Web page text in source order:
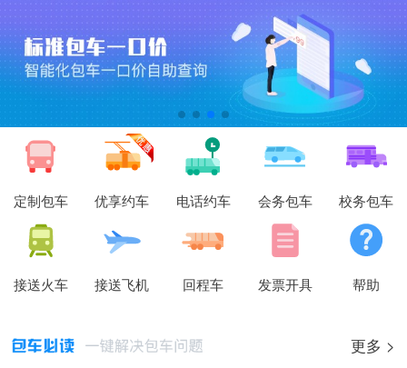
定制包车 优享约车 电话约车 会务包车 校务包车
接送火车 接送飞机 回程车 发票开具 帮助
更多 >
人人巴士春节放假通知-杭州包车网
人人巴士电话包车5月数据榜